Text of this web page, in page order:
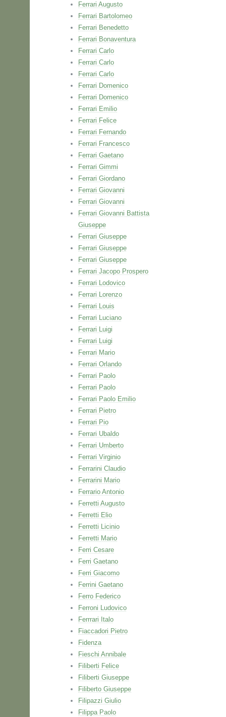
Ferrari Augusto
Ferrari Bartolomeo
Ferrari Benedetto
Ferrari Bonaventura
Ferrari Carlo
Ferrari Carlo
Ferrari Carlo
Ferrari Domenico
Ferrari Domenico
Ferrari Emilio
Ferrari Felice
Ferrari Fernando
Ferrari Francesco
Ferrari Gaetano
Ferrari Gimmi
Ferrari Giordano
Ferrari Giovanni
Ferrari Giovanni
Ferrari Giovanni Battista
Giuseppe
Ferrari Giuseppe
Ferrari Giuseppe
Ferrari Giuseppe
Ferrari Jacopo Prospero
Ferrari Lodovico
Ferrari Lorenzo
Ferrari Louis
Ferrari Luciano
Ferrari Luigi
Ferrari Luigi
Ferrari Mario
Ferrari Orlando
Ferrari Paolo
Ferrari Paolo
Ferrari Paolo Emilio
Ferrari Pietro
Ferrari Pio
Ferrari Ubaldo
Ferrari Umberto
Ferrari Virginio
Ferrarini Claudio
Ferrarini Mario
Ferrario Antonio
Ferretti Augusto
Ferretti Elio
Ferretti Licinio
Ferretti Mario
Ferri Cesare
Ferri Gaetano
Ferri Giacomo
Ferrini Gaetano
Ferro Federico
Ferroni Ludovico
Ferrrari Italo
Fiaccadori Pietro
Fidenza
Fieschi Annibale
Filiberti Felice
Filiberti Giuseppe
Filiberto Giuseppe
Filipazzi Giulio
Filippa Paolo